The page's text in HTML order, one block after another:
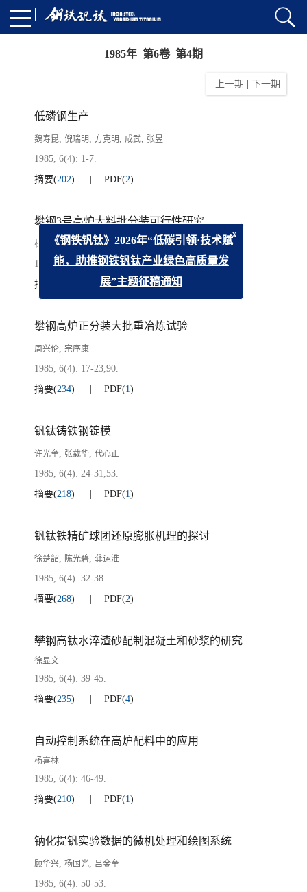
1985年 第6卷 第4期
上一期 下一期
低磷钢生产
魏寿昆, 倪瑞明, 方克明, 成武, 张昱
1985, 6(4): 1-7.
摘要(202) PDF(2)
攀钢3号高炉大料批分装可行性研究
杜鹤桂,徐家庆,唐恺
1985, 6(4): 8-16.
摘要
PDF(1)
攀钢高炉正分装大批重冶炼试验
周兴伦, 宗序康
1985, 6(4): 17-23,90.
摘要(234) PDF(1)
钒钛铸铁钢锭模
许光奎, 张载华, 代心正
1985, 6(4): 24-31,53.
摘要(218) PDF(1)
钒钛铁精矿球团还原膨胀机理的探讨
徐楚韶, 陈光碧, 龚运淮
1985, 6(4): 32-38.
摘要(268) PDF(2)
攀钢高钛水淬渣砂配制混凝土和砂浆的研究
徐显文
1985, 6(4): 39-45.
摘要(235) PDF(4)
自动控制系统在高炉配料中的应用
杨喜林
1985, 6(4): 46-49.
摘要(210) PDF(1)
钠化提钒实验数据的微机处理和绘图系统
顾华兴, 杨国光, 吕金奎
1985, 6(4): 50-53.
x